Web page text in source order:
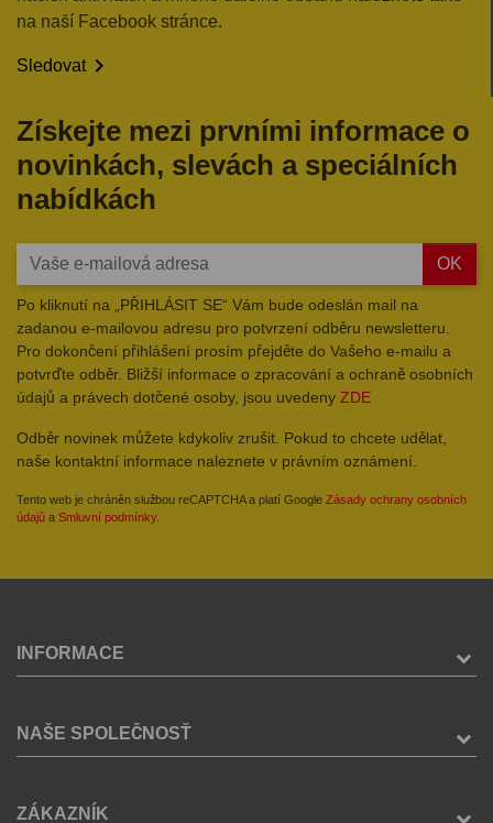
na naší Facebook stránce.
Sledovat
Získejte mezi prvními informace o
novinkách, slevách a speciálních
nabídkách
OK
Po kliknutí na „PŘIHLÁSIT SE“ Vám bude odeslán mail na
zadanou e-mailovou adresu pro potvrzení odběru newsletteru.
Pro dokončení přihlášení prosím přejděte do Vašeho e-mailu a
potvrďte odběr. Bližší informace o zpracování a ochraně osobních
údajů a právech dotčené osoby, jsou uvedeny ZDE
Odběr novinek můžete kdykoliv zrušit. Pokud to chcete udělat,
naše kontaktní informace naleznete v právním oznámení.
Tento web je chráněn službou reCAPTCHA a platí Google Zásady ochrany osobních
údajů a Smluvní podmínky.
INFORMACE
NAŠE SPOLEČNOSŤ
ZÁKAZNÍK